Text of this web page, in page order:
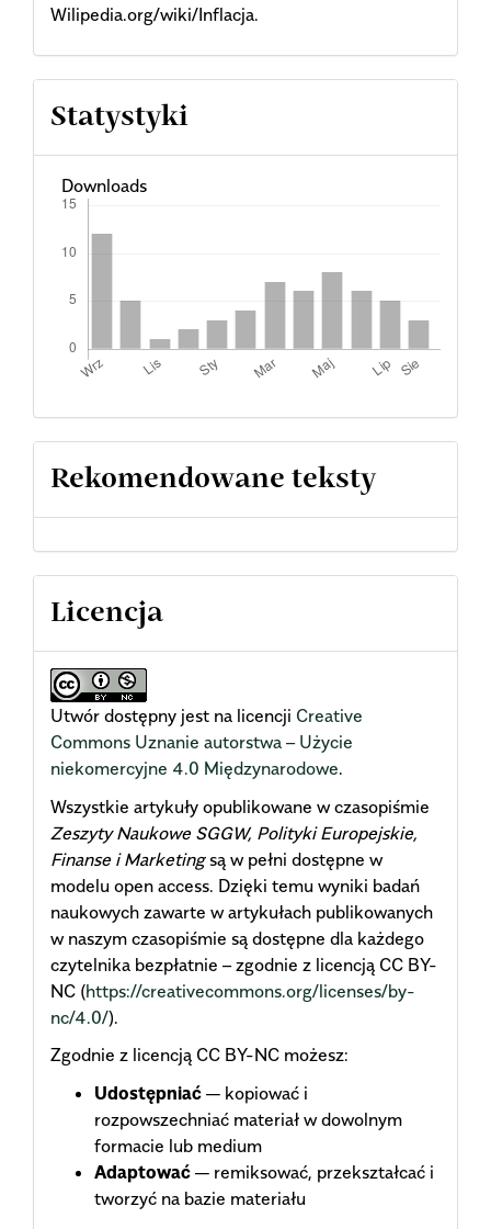
Wilipedia.org/wiki/Inflacja.
Statystyki
Downloads
Rekomendowane teksty
Licencja
Utwór dostępny jest na licencji Creative
Commons Uznanie autorstwa – Użycie
niekomercyjne 4.0 Międzynarodowe.
Wszystkie artykuły opublikowane w czasopiśmie
Zeszyty Naukowe SGGW, Polityki Europejskie,
Finanse i Marketingsą w pełni dostępne w
modelu open access. Dzięki temu wyniki badań
naukowych zawarte w artykułach publikowanych
w naszym czasopiśmie są dostępne dla każdego
czytelnika bezpłatnie – zgodnie z licencją CC BY-
NC (https://creativecommons.org/licenses/by-
nc/4.0/).
Zgodnie z licencją CC BY-NC możesz:
Udostępniać — kopiować i
rozpowszechniać materiał w dowolnym
formacie lub medium
Adaptować — remiksować, przekształcać i
tworzyć na bazie materiału